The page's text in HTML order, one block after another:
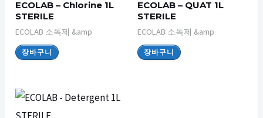
ECOLAB – Chlorine 1L
STERILE
ECOLAB 소독제 &amp
장바구니
ECOLAB – QUAT 1L
STERILE
ECOLAB 소독제 &amp
장바구니